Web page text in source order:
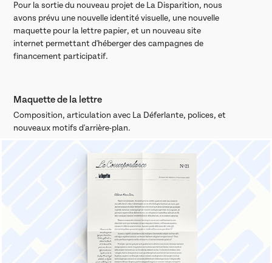
Pour la sortie du nouveau projet de La Disparition, nous
avons prévu une nouvelle identité visuelle, une nouvelle
maquette pour la lettre papier, et un nouveau site
internet permettant d'héberger des campagnes de
financement participatif.
Maquette de la lettre
Composition, articulation avec La Déferlante, polices, et
nouveaux motifs d'arrière-plan.